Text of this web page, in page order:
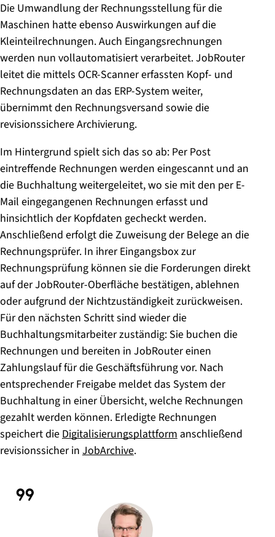
Die Umwandlung der Rechnungsstellung für die
Maschinen hatte ebenso Auswirkungen auf die
Kleinteilrechnungen. Auch Eingangsrechnungen
werden nun vollautomatisiert verarbeitet. JobRouter
leitet die mittels OCR-Scanner erfassten Kopf- und
Rechnungsdaten an das ERP-System weiter,
übernimmt den Rechnungsversand sowie die
revisionssichere Archivierung.
Im Hintergrund spielt sich das so ab: Per Post
eintreffende Rechnungen werden eingescannt und an
die Buchhaltung weitergeleitet, wo sie mit den per E-
Mail eingegangenen Rechnungen erfasst und
hinsichtlich der Kopfdaten gecheckt werden.
Anschließend erfolgt die Zuweisung der Belege an die
Rechnungsprüfer. In ihrer Eingangsbox zur
Rechnungsprüfung können sie die Forderungen direkt
auf der JobRouter-Oberfläche bestätigen, ablehnen
oder aufgrund der Nichtzuständigkeit zurückweisen.
Für den nächsten Schritt sind wieder die
Buchhaltungsmitarbeiter zuständig: Sie buchen die
Rechnungen und bereiten in JobRouter einen
Zahlungslauf für die Geschäftsführung vor. Nach
entsprechender Freigabe meldet das System der
Buchhaltung in einer Übersicht, welche Rechnungen
gezahlt werden können. Erledigte Rechnungen
speichert dieDigitalisierungsplattform anschließend
revisionssicher in JobArchive.